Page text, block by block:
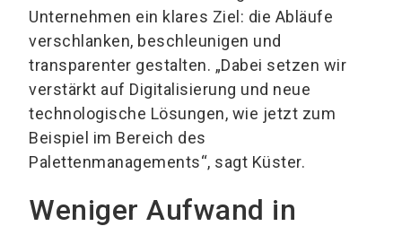
Unternehmen ein klares Ziel: die Abläufe
verschlanken, beschleunigen und
transparenter gestalten. „Dabei setzen wir
verstärkt auf Digitalisierung und neue
technologische Lösungen, wie jetzt zum
Beispiel im Bereich des
Palettenmanagements“, sagt Küster.
Weniger Aufwand in